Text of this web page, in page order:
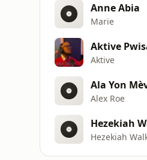
Anne Abia
Marie
Aktive
Aktive
Ala Yon
Alex Roe
Hezekiah
Hezekiah